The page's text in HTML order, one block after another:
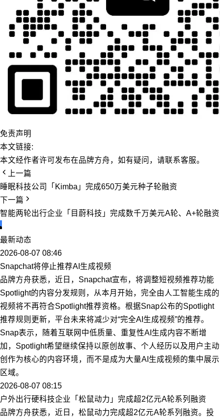
免责声明
本文链接:
本文经作者许可发布在品牌方舟，如有疑问，请联系客服。
上一篇
睡眠科技公司「Kimba」完成650万美元种子轮融资
下一篇
智能两轮出行企业「目蔚科技」完成数千万美元A轮、A+轮融资
最新动态
2026-08-07 08:46
Snapchat将停止推荐AI生成视频
品牌方舟获悉，近日，Snapchat宣布，将调整短视频推荐功能
Spotlight的内容分发规则，从本月开始，完全由人工智能生成的
视频将不再符合Spotlight推荐资格。根据Snap公布的Spotlight
推荐规则更新，平台未来将减少对“完全AI生成视频”的推荐。
Snap表示，随着互联网中低质量、重复性AI生成内容不断增
加，Spotlight希望继续保持以原创故事、个人经历以及用户主动
创作为核心的内容环境，而不是成为大量AI生成视频的集中展示
区域。
2026-08-07 08:15
户外出行硬科技企业「松鼠动力」完成超2亿元A轮系列融资
品牌方舟获悉，近日，松鼠动力完成超2亿元A轮系列融资。投